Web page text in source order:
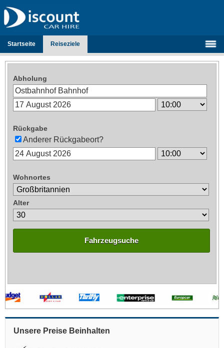
Startseite Reiseziele
Abholung
Rückgabe
Anderer Rückgabeort?
Wohnortes
Alter
Fahrzeugsuche
Unsere Preise Beinhalten